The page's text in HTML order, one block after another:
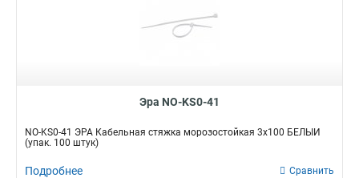
Эра NO-KS0-41
NO-KS0-41 ЭРА Кабельная стяжка морозостойкая 3x100 БЕЛЫЙ
(упак. 100 штук)
Подробнее Сравнить